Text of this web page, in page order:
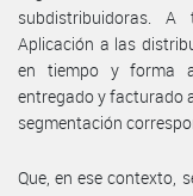
subdistribuidoras.
Aplicación a las
en tiempo y forma
entregado y facturado
segmentación
Que, en ese contexto,